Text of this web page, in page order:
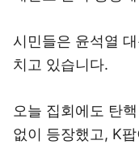
시민들은 윤석열
치고 있습니다.
오늘 집회에도 탄
없이 등장했고, K